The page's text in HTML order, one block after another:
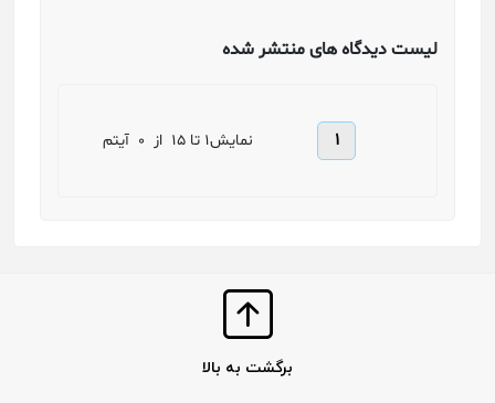
لیست دیدگاه های منتشر شده
1 نمایش1 تا 15 از 0 آیتم
برگشت به بالا